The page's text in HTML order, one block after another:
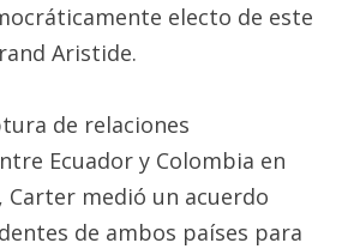
electo de este
Aristide.
de relaciones
Ecuador y Colombia en
Carter medió un acuerdo
de ambos países para